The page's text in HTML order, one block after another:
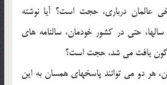
عالمان درباري، حجت است؟ آيا نوشته
حتي در كشور خودمان، سالنامه هاي
يافت مي شد، حجت است؟
هر دو مي توانند پاسخهاي همسان به اين